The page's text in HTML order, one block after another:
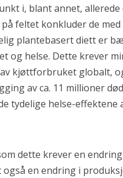
i, blant annet, allerede
feltet konkluder de med
plantebasert diett er
og helse. Dette krever
kjøttforbruket globalt,
av ca. 11 millioner
tydelige helse-effektene
dette krever en
også en endring i